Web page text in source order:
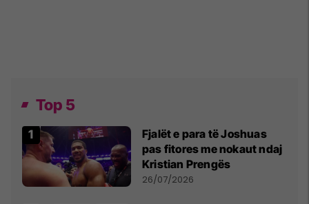
Top 5
Fjalët e para të Joshuas
pas fitores me nokaut ndaj
Kristian Prengës
26/07/2026